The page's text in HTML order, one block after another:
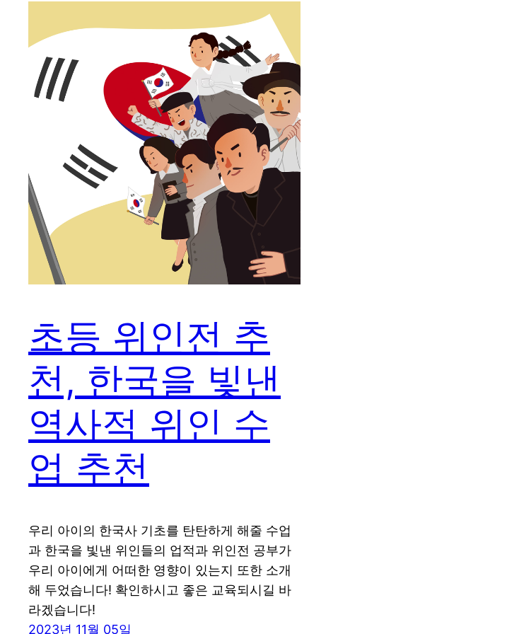
초등 위인전 추
천, 한국을 빛낸
역사적 위인 수
업 추천
우리 아이의 한국사 기초를 탄탄하게 해줄 수업
과 한국을 빛낸 위인들의 업적과 위인전 공부가
우리 아이에게 어떠한 영향이 있는지 또한 소개
해 두었습니다! 확인하시고 좋은 교육되시길 바
라겠습니다!
2023년 11월 05일